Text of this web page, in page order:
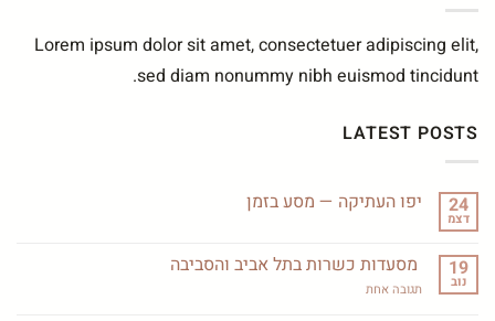
Lorem ipsum dolor sit amet, consectetuer adipiscing elit,
sed diam nonummy nibh euismod tincidunt.
LATEST POSTS
24
דצמ
יפו העתיקה — מסע בזמן
יפו
העתיקה
—
19
נוב
מסעדות כשרות בתל אביב והסביבה
תגובה אחתעל